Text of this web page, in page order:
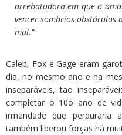
arrebatadora em que o
vencer sombrios
mal."
Caleb, Fox e Gage eram
dia, no mesmo ano e na
inseparáveis, tão
completar o 10o ano de
irmandade que perduraria
também liberou forças há